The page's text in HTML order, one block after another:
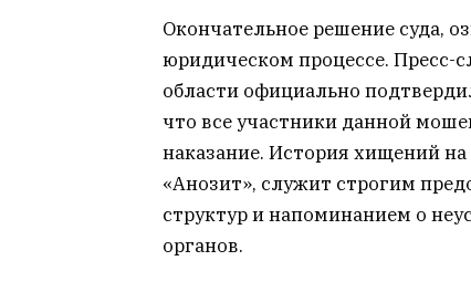
Окончательное решение суда,
юридическом процессе. Пресс-
области официально
что все участники данной
наказание. История хищений
«Анозит», служит строгим
структур и напоминанием о
органов.